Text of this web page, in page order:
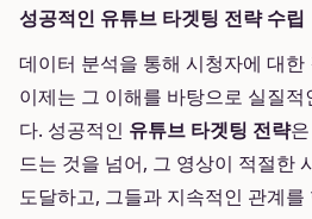
성공적인 유튜브 타겟팅 전략 수립
데이터 분석을 통해 시청자에 대
이제는 그 이해를 바탕으로 실질
다. 성공적인 유튜브 타겟팅 전략
드는 것을 넘어, 그 영상이 적절한
도달하고, 그들과 지속적인 관계